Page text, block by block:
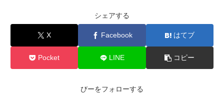
シェアする
X Facebook はてブ
Pocket LINE コピー
びーをフォローする